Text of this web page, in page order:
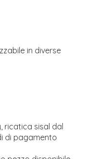
in diverse
ricatica sisal dal
di pagamento